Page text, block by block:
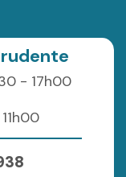
- 17h00